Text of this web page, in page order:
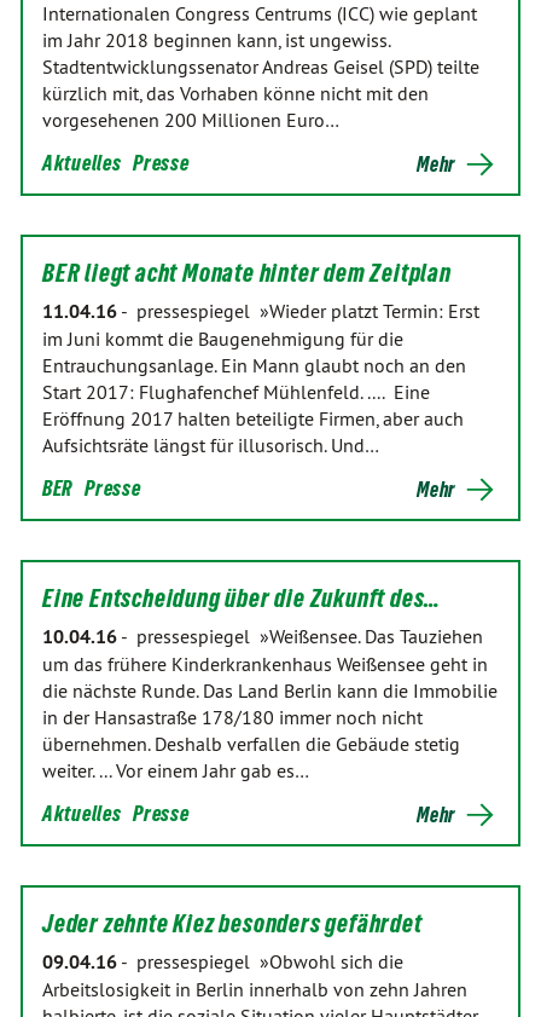
Internationalen Congress Centrums (ICC) wie geplant
im Jahr 2018 beginnen kann, ist ungewiss.
Stadtentwicklungssenator Andreas Geisel (SPD) teilte
kürzlich mit, das Vorhaben könne nicht mit den
vorgesehenen 200 Millionen Euro…
Aktuelles Presse Mehr
BER liegt acht Monate hinter dem Zeitplan
11.04.16 - pressespiegel »Wieder platzt Termin: Erst
im Juni kommt die Baugenehmigung für die
Entrauchungsanlage. Ein Mann glaubt noch an den
Start 2017: Flughafenchef Mühlenfeld. .... Eine
Eröffnung 2017 halten beteiligte Firmen, aber auch
Aufsichtsräte längst für illusorisch. Und…
BER Presse Mehr
Eine Entscheidung über die Zukunft des…
10.04.16 - pressespiegel »Weißensee. Das Tauziehen
um das frühere Kinderkrankenhaus Weißensee geht in
die nächste Runde. Das Land Berlin kann die Immobilie
in der Hansastraße 178/180 immer noch nicht
übernehmen. Deshalb verfallen die Gebäude stetig
weiter. ... Vor einem Jahr gab es…
Aktuelles Presse Mehr
Jeder zehnte Kiez besonders gefährdet
09.04.16 - pressespiegel »Obwohl sich die
Arbeitslosigkeit in Berlin innerhalb von zehn Jahren